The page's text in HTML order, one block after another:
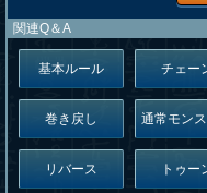
関連Q＆A
基本ルール チェー
巻き戻し 通常モン
リバース トゥー